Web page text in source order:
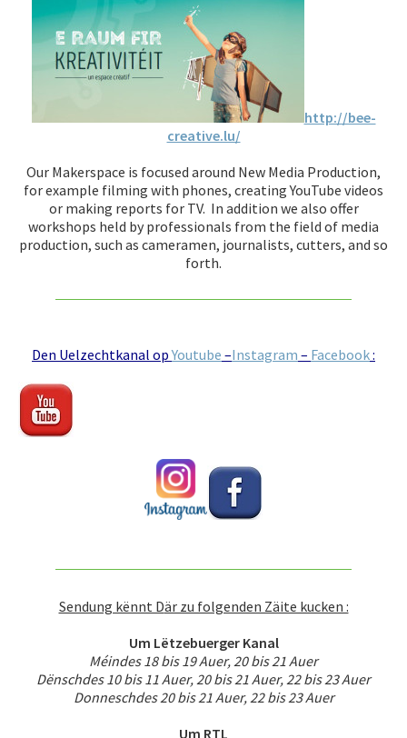
http://bee-
creative.lu/
Our Makerspace is focused around New Media Production,
for example filming with phones, creating YouTube videos
or making reports for TV. In addition we also offer
workshops held by professionals from the field of media
production, such as cameramen, journalists, cutters, and so
forth.
Den Uelzechtkanal opYoutube –Instagram – Facebook:
Sendung kënnt Där zu folgenden Zäite kucken :
Um Lëtzebuerger Kanal
Méindes 18 bis 19 Auer, 20 bis 21 Auer
Dënschdes 10 bis 11 Auer, 20 bis 21 Auer, 22 bis 23 Auer
Donneschdes 20 bis 21 Auer, 22 bis 23 Auer
Um RTL